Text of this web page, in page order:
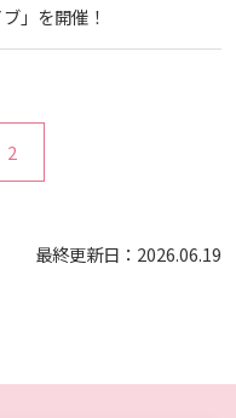
」を開催！
2
最終更新日：2026.06.19